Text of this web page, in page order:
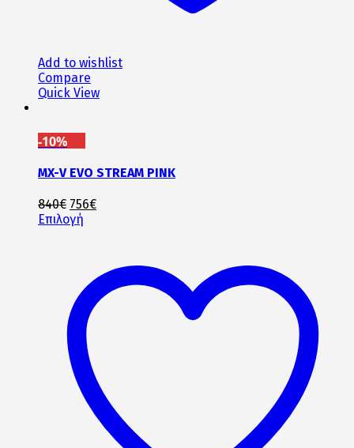
Add to wishlist
Compare
Quick View
-10%
MX-V EVO STREAM PINK
840€ Original
price
756€Η
756€.
Επιλογή
πολλαπλές
παραλλαγές.
Οι
επιλογές
μπορούν
να
επιλεγούν
στη
σελίδα
του
προϊόντος